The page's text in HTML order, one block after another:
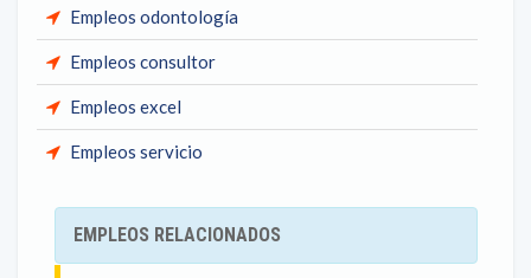
Empleos odontología
Empleos consultor
Empleos excel
Empleos servicio
EMPLEOS RELACIONADOS